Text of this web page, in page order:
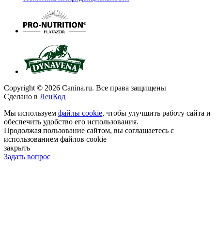
Copyright © 2026 Canina.ru. Все права защищены
Сделано в ЛенКод
Мы используем файлы cookie, чтобы улучшить работу сайта и
обеспечить удобство его использования.
Продолжая пользование сайтом, вы соглашаетесь с
использованием файлов cookie
закрыть
Задать вопрос